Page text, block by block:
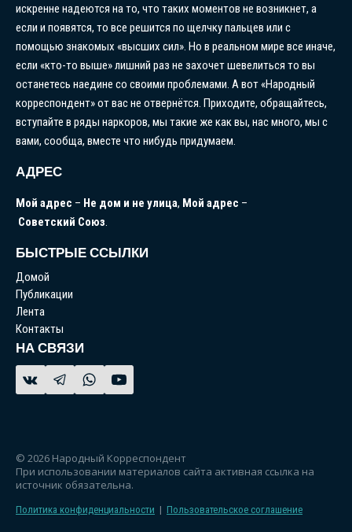
искренне надеются на то, что таких моментов не возникнет, а
если и появятся, то все решится по щелчку пальцев или с
помощью знакомых «высших сил». Но в реальном мире все иначе,
если «кто-то выше» лишний раз не захочет шевелиться то вы
останетесь наедине со своими проблемами. А вот «Народный
корреспондент» от вас не отвернётся. Приходите, обращайтесь,
вступайте в ряды наркоров, мы такие же как вы, нас много, мы с
вами, сообща, вместе что нибудь придумаем.
АДРЕС
Мой адрес – Не дом и не улица, Мой адрес –
Советский Союз
БЫСТРЫЕ ССЫЛКИ
Домой
Публикации
Лента
Контакты
НА СВЯЗИ
© 2026 Народный Корреспондент
При использовании материалов сайта активная ссылка на
источник обязательна.
Политика конфиденциальности | Пользовательское соглашение